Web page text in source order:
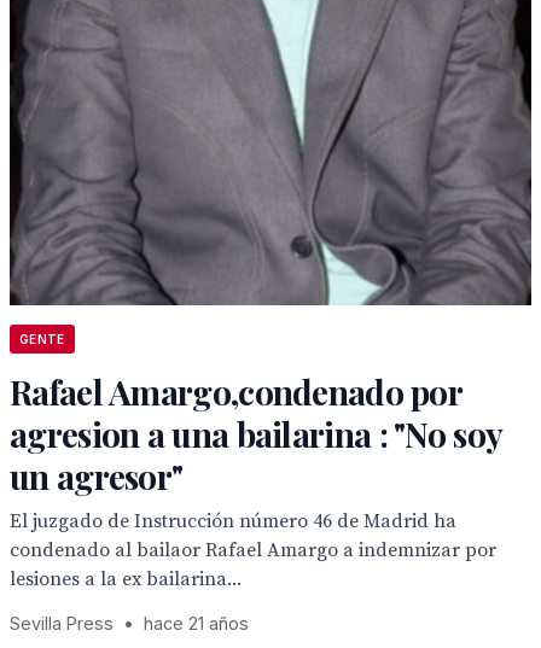
GENTE
Rafael Amargo,condenado por
agresion a una bailarina : "No soy
un agresor"
El juzgado de Instrucción número 46 de Madrid ha
condenado al bailaor Rafael Amargo a indemnizar por
lesiones a la ex bailarina...
Sevilla Press • hace 21 años